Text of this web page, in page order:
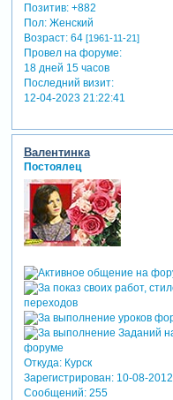
Позитив: +882
Пол:Женский
Возраст:64 [1961-11-21]
Провел на форуме:
18 дней 15 часов
Последний визит:
12-04-2023 21:22:41
Валентинка
Постоялец
Откуда:Курск
Зарегистрирован: 10-08-2012
Сообщений:255